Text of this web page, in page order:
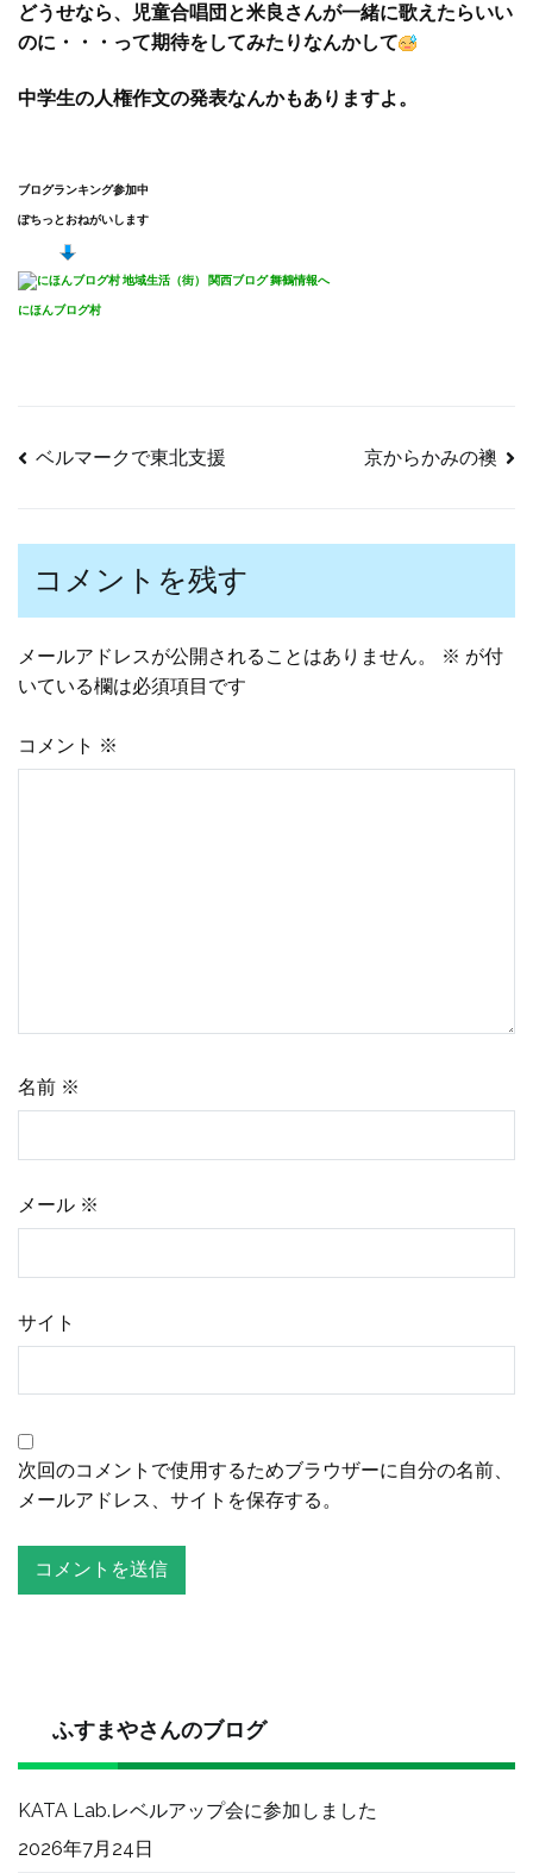
どうせなら、児童合唱団と米良さんが一緒に歌えたらいい
のに・・・って期待をしてみたりなんかして
中学生の人権作文の発表なんかもありますよ。
ブログランキング参加中
ぽちっとおねがいします
にほんブログ村
投
稿
ナ
ビ
ゲ
ン
ベルマークで東北支援 京からかみの襖
コメントを残す
メールアドレスが公開されることはありません。 ※ が付
いている欄は必須項目です
コメント ※
名前 ※
メール ※
サイト
次回のコメントで使用するためブラウザーに自分の名前、
メールアドレス、サイトを保存する。
ふすまやさんのブログ
KATA Lab.レベルアップ会に参加しました
2026年7月24日